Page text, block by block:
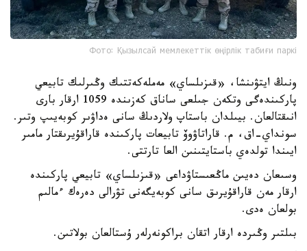
Фото: Қызылсай мемлекеттік өңірлік табиғи паркі
ونىڭ ايتۋىنشا، «قىزىلساي» مەملەكەتتىك وڭىرلىك تابيعي
پاركىندەگى وتكەن جىلعى ساناق كەزىندە 1059 ارقار بارى
انىقتالعان. بيىلدان باستاپ ولاردىڭ سانى ەداۋىر كوبەيىپ وتىر.
سونداي-اق، م. قاراتاۋوۆ تابيعات پاركىندە قاراقۇيرىقتار مامىر
ايىندا تولدەي باستايتىنىن العا تارتتى.
وسىعان دەيىن ماڭعىستاۋداعى «قىزىلساي» تابيعي پاركىندە
ارقار مەن قاراقۇيرىق سانى كوبەيگەنى تۋرالى دەرەك ءمالىم
بولعان ەدى.
بىلتىر وڭىردە ارقار اتقان براكونەرلەر ۇستالعان بولاتىن.